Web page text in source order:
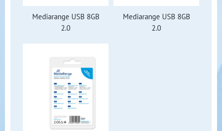
Mediarange USB 8GB
2.0
Mediarange USB 8GB
2.0